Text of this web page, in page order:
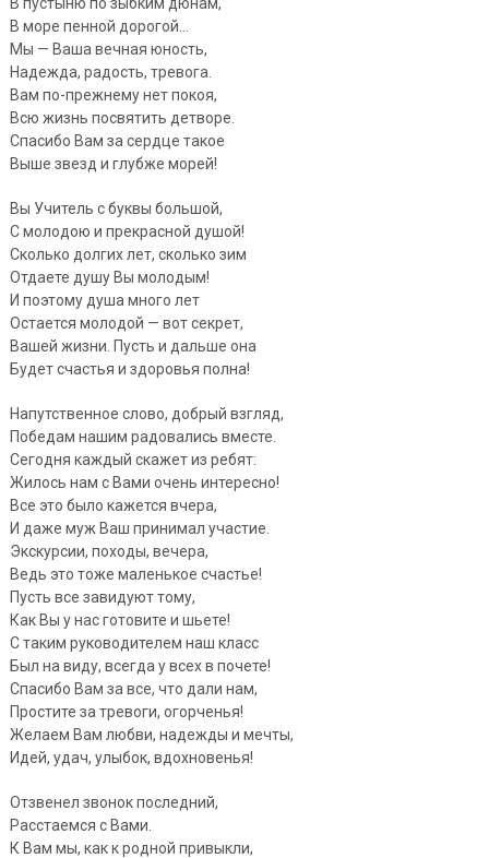
В море пенной дорогой…
Мы — Ваша вечная юность,
Надежда, радость, тревога.
Вам по-прежнему нет покоя,
Всю жизнь посвятить детворе.
Спасибо Вам за сердце такое
Выше звезд и глубже морей!
Вы Учитель с буквы большой,
С молодою и прекрасной душой!
Сколько долгих лет, сколько зим
Отдаете душу Вы молодым!
И поэтому душа много лет
Остается молодой — вот секрет,
Вашей жизни. Пусть и дальше она
Будет счастья и здоровья полна!
Напутственное слово, добрый взгляд,
Победам нашим радовались вместе.
Сегодня каждый скажет из ребят:
Жилось нам с Вами очень интересно!
Все это было кажется вчера,
И даже муж Ваш принимал участие.
Экскурсии, походы, вечера,
Ведь это тоже маленькое счастье!
Пусть все завидуют тому,
Как Вы у нас готовите и шьете!
С таким руководителем наш класс
Был на виду, всегда у всех в почете!
Спасибо Вам за все, что дали нам,
Простите за тревоги, огорченья!
Желаем Вам любви, надежды и мечты,
Идей, удач, улыбок, вдохновенья!
Отзвенел звонок последний,
Расстаемся с Вами.
К Вам мы, как к родной привыкли,